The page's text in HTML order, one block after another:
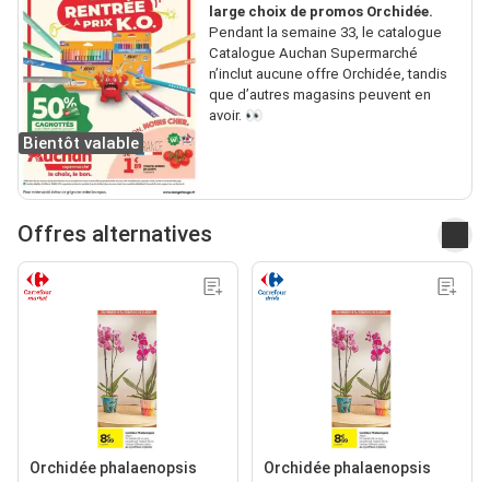
Bientôt valable
large choix de promos Orchidée.
Pendant la semaine 33, le catalogue
Catalogue Auchan Supermarché
n’inclut aucune offre Orchidée, tandis
que d’autres magasins peuvent en
avoir. 👀
Offres alternatives
Orchidée phalaenopsis Orchidée phalaenopsis